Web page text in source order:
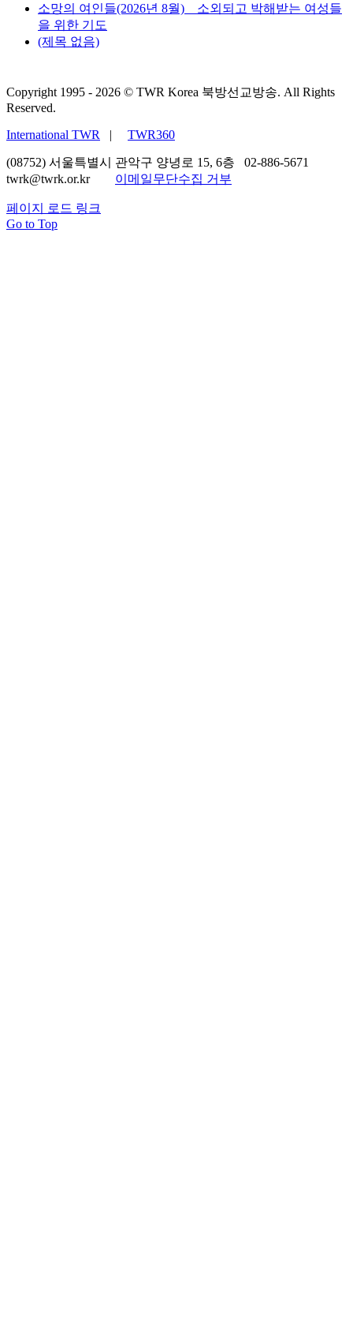
소망의 여인들(2026년 8월) _ 소외되고 박해받는 여성들
을 위한 기도
(제목 없음)
Copyright 1995 - 2026 © TWR Korea 북방선교방송. All Rights
Reserved.
International TWR
| TWR360
(08752) 서울특별시 관악구 양녕로 15, 6층 02-886-5671
twrk@twrk.or.kr 이메일무단수집 거부
페이지 로드 링크
Go to Top